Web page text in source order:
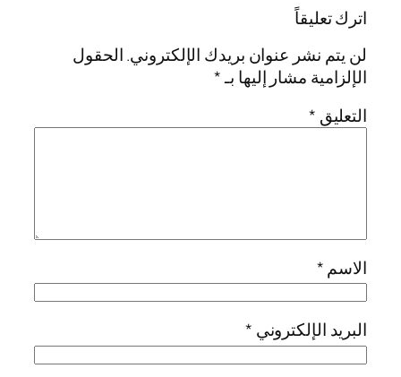
اترك تعليقاً
لن يتم نشر عنوان بريدك الإلكتروني.الحقول
الإلزامية مشار إليها بـ*
التعليق *
الاسم*
البريد الإلكتروني *